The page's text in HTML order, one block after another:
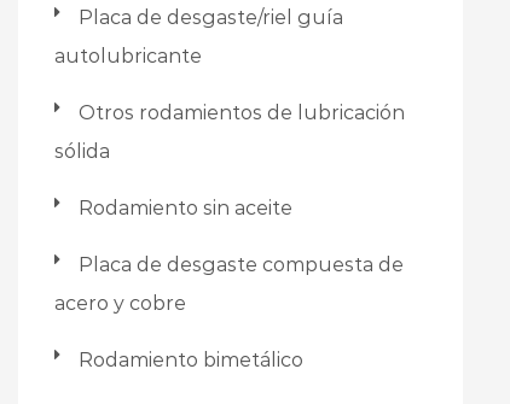
Placa de desgaste/riel guía
autolubricante
Otros rodamientos de lubricación
sólida
Rodamiento sin aceite
Placa de desgaste compuesta de
acero y cobre
Rodamiento bimetálico